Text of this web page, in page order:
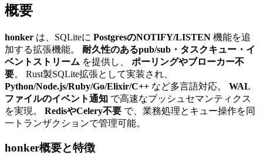
概要
honker は、SQLiteに PostgresのNOTIFY/LISTEN 機能を追
加する拡張機能。 耐久性のあるpub/sub・タスクキュー・イ
ベントストリーム を提供し、 ポーリングやブローカー不
要。 Rust製SQLite拡張として実装され、
Python/Node.js/Ruby/Go/Elixir/C++ など多言語対応。 WAL
ファイルのイベント通知 で高速なプッシュセマンティクス
を実現。 RedisやCelery不要 で、業務処理とキュー操作を同
一トランザクションで管理可能。
honker概要と特徴